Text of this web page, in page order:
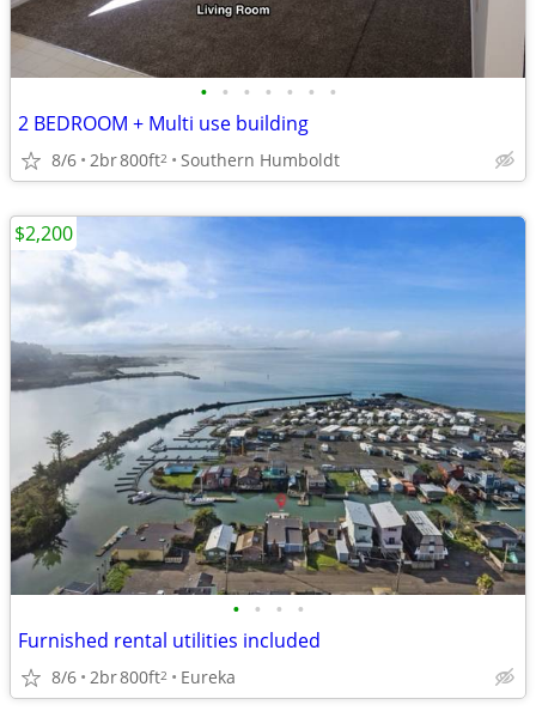
• • • • • • •
2 BEDROOM + Multi use building
8/6 2br800ft2 Southern Humboldt
• • • •
Furnished rental utilities included
8/6 2br800ft2 Eureka
$2,200